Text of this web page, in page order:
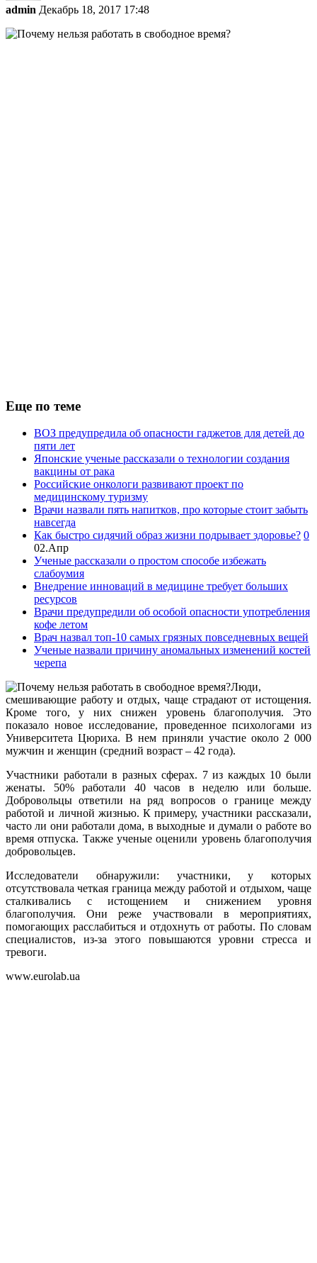
admin Декабрь 18, 2017 17:48
Еще по теме
ВОЗ предупредила об опасности гаджетов для детей до
пяти лет
Японские ученые рассказали о технологии создания
вакцины от рака
Российские онкологи развивают проект по
медицинскому туризму
Врачи назвали пять напитков, про которые стоит забыть
навсегда
Как быстро сидячий образ жизни подрывает здоровье? 0
02.Апр
Ученые рассказали о простом способе избежать
слабоумия
Внедрение инноваций в медицине требует больших
ресурсов
Врачи предупредили об особой опасности употребления
кофе летом
Врач назвал топ-10 самых грязных повседневных вещей
Ученые назвали причину аномальных изменений костей
черепа
Люди,
смешивающие работу и отдых, чаще страдают от истощения.
Кроме того, у них снижен уровень благополучия. Это
показало новое исследование, проведенное психологами из
Университета Цюриха. В нем приняли участие около 2 000
мужчин и женщин (средний возраст – 42 года).
Участники работали в разных сферах. 7 из каждых 10 были
женаты. 50% работали 40 часов в неделю или больше.
Добровольцы ответили на ряд вопросов о границе между
работой и личной жизнью. К примеру, участники рассказали,
часто ли они работали дома, в выходные и думали о работе во
время отпуска. Также ученые оценили уровень благополучия
добровольцев.
Исследователи обнаружили: участники, у которых
отсутствовала четкая граница между работой и отдыхом, чаще
сталкивались с истощением и снижением уровня
благополучия. Они реже участвовали в мероприятиях,
помогающих расслабиться и отдохнуть от работы. По словам
специалистов, из-за этого повышаются уровни стресса и
тревоги.
www.eurolab.ua